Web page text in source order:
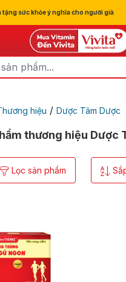
tặng sức khỏe ý nghĩa cho người già
hiệu / Dược Tâm Dược
thương hiệu Dược
Lọc sản phẩm